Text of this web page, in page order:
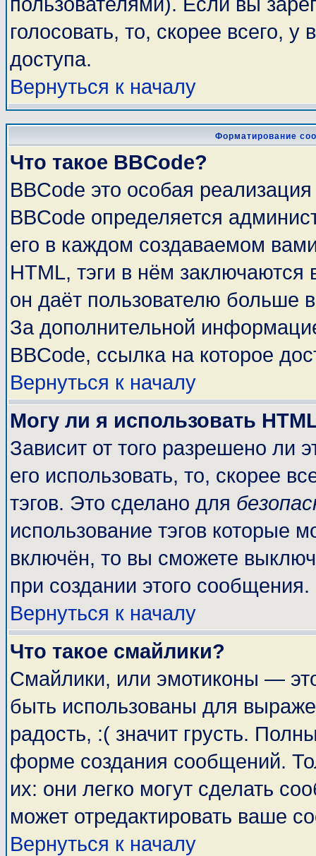
голосовать, то, скорее всего,
доступа.
Вернуться к началу
Форматирование
Что такое BBCode?
BBCode это особая
BBCode определяется
его в каждом создаваемом
HTML, тэги в нём заключаются
он даёт пользователю больше
За дополнительной
BBCode, ссылка на которое
Вернуться к началу
Могу ли я использовать
Зависит от того разрешено ли
его использовать, то, скорее
тэгов. Это сделано для
использование тэгов которые
включён, то вы сможете
при создании этого сообщения.
Вернуться к началу
Что такое смайлики?
Смайлики, или эмотиконы —
быть использованы для
радость, :( значит грусть.
форме создания сообщений.
их: они легко могут сделать
может отредактировать ваше
Вернуться к началу